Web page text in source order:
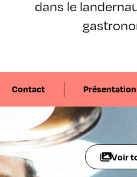
dans le
Contact Présentation
Voir